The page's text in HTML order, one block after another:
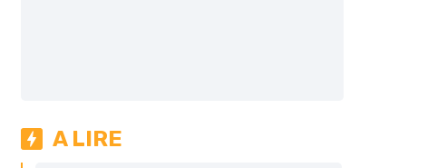
A LIRE